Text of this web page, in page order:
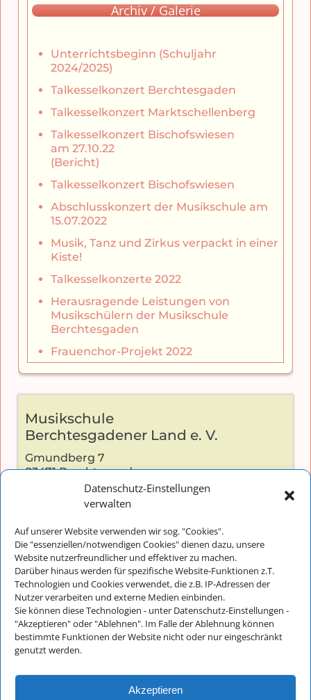
Datenschutz-Einstellungen
verwalten
Auf unserer Website verwenden wir sog. "Cookies".
Die "essenziellen/notwendigen Cookies" dienen dazu, unsere
Website nutzerfreundlicher und effektiver zu machen.
Darüber hinaus werden für spezifische Website-Funktionen z.T.
Technologien und Cookies verwendet, die z.B. IP-Adressen der
Nutzer verarbeiten und externe Medien einbinden.
Sie können diese Technologien - unter Datenschutz-Einstellungen -
"Akzeptieren" oder "Ablehnen". Im Falle der Ablehnung können
bestimmte Funktionen der Website nicht oder nur eingeschränkt
genutzt werden.
Akzeptieren
Archiv / Galerie
Unterrichtsbeginn (Schuljahr
2024/2025)
Talkesselkonzert Berchtesgaden
Talkesselkonzert Marktschellenberg
Talkesselkonzert Bischofswiesen
am 27.10.22
(Bericht)
Talkesselkonzert Bischofswiesen
Abschlusskonzert der Musikschule am
15.07.2022
Musik, Tanz und Zirkus verpackt in einer
Kiste!
Talkesselkonzerte 2022
Herausragende Leistungen von
Musikschülern der Musikschule
Berchtesgaden
Frauenchor-Projekt 2022
Musikschule
Berchtesgadener Land e. V.
Gmundberg 7
83471 Berchtesgaden
Kontakt:
Telefon: +49 (0) 8652-2826
E-Mail:info@musikschulebgl.de
Büro-Öffnungszeiten:
Montag bis Donnerstag: 8:30 - 11:30
ist unser Büro nur unregelmäßig besetzt